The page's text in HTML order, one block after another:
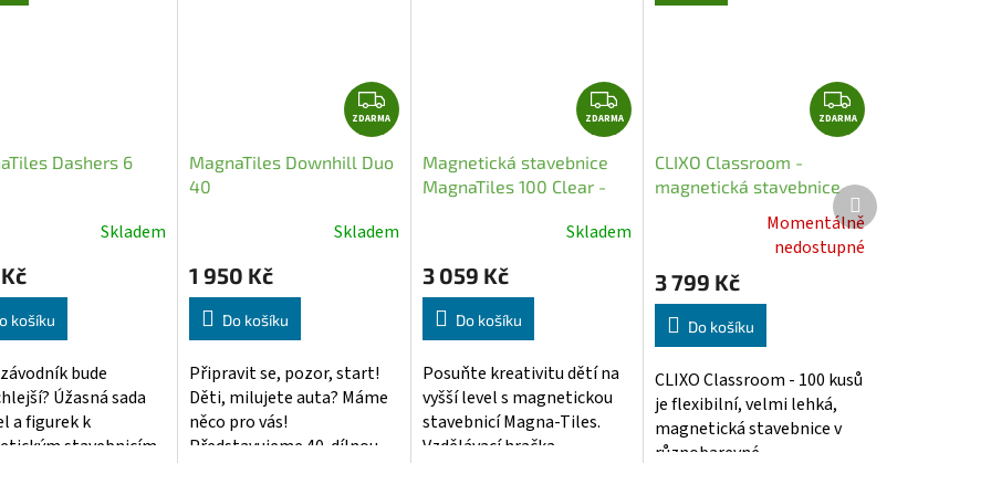
Dashers 6
Skladem
košíku
bude
Úžasná sada
a figurek k
stavebnicím.
Z
D
R
A
ZDARMA
MagnaTiles Downhill Duo
40
produktu
5,0
5
hvězdiček.
Skladem
1 950 Kč
Do košíku
Připravit se, pozor, start!
Děti, milujete auta? Máme
něco pro vás!
Představujeme 40-dílnou...
Z
D
A
ZDARMA
Magnetická stavebnice
MagnaTiles 100 Clear -
produktu
5,0
5
hvězdiček.
Skladem
3 059 Kč
Do košíku
Posuňte kreativitu dětí na
vyšší level s magnetickou
stavebnicí Magna-Tiles.
Vzdělávací hračka...
Z
D
R
M
A
ZDARMA
CLIXO Classroom -
magnetická stavebnice
produktu
5,0
5
hvězdiček.
Momentálně
nedostupné
3 799 Kč
Do košíku
CLIXO Classroom - 100 kusů
je flexibilní, velmi lehká,
magnetická stavebnice v
různobarevné...
Další
produkt